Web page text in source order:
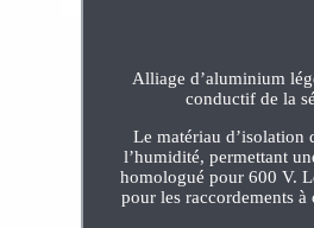
Alliage d’aluminium
conductif de la
Le matériau d’isolation
l’humidité, permettant
homologué pour 600 V.
pour les raccordements